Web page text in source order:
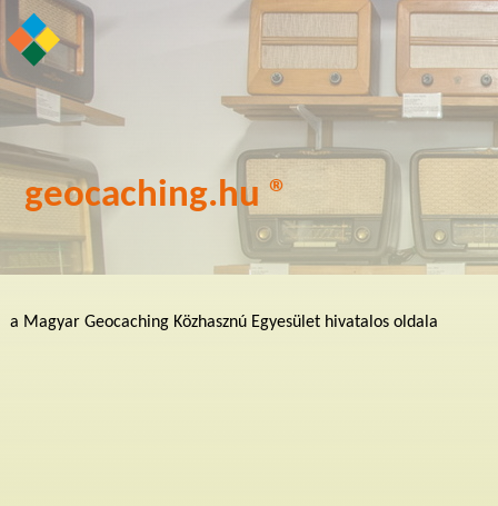
geocaching.hu ®
a Magyar Geocaching Közhasznú Egyesület hivatalos oldala